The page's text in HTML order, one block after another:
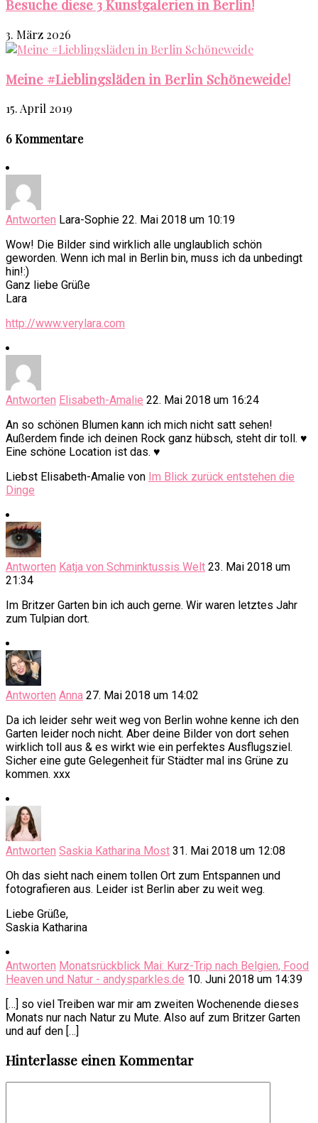
Besuche diese 3 Kunstgalerien in Berlin!
3. März 2026
Meine #Lieblingsläden in Berlin Schöneweide!
15. April 2019
6 Kommentare
Antworten Lara-Sophie 22. Mai 2018 um 10:19
Wow! Die Bilder sind wirklich alle unglaublich schön
geworden. Wenn ich mal in Berlin bin, muss ich da unbedingt
hin!:)
Ganz liebe Grüße
Lara
http://www.verylara.com
Antworten Elisabeth-Amalie 22. Mai 2018 um 16:24
An so schönen Blumen kann ich mich nicht satt sehen!
Außerdem finde ich deinen Rock ganz hübsch, steht dir toll. ♥
Eine schöne Location ist das. ♥
Liebst Elisabeth-Amalie von Im Blick zurück entstehen die
Dinge
Antworten Katja von Schminktussis Welt 23. Mai 2018 um
21:34
Im Britzer Garten bin ich auch gerne. Wir waren letztes Jahr
zum Tulpian dort.
Antworten Anna 27. Mai 2018 um 14:02
Da ich leider sehr weit weg von Berlin wohne kenne ich den
Garten leider noch nicht. Aber deine Bilder von dort sehen
wirklich toll aus & es wirkt wie ein perfektes Ausflugsziel.
Sicher eine gute Gelegenheit für Städter mal ins Grüne zu
kommen. xxx
Antworten Saskia Katharina Most 31. Mai 2018 um 12:08
Oh das sieht nach einem tollen Ort zum Entspannen und
fotografieren aus. Leider ist Berlin aber zu weit weg.
Liebe Grüße,
Saskia Katharina
Antworten Monatsrückblick Mai: Kurz-Trip nach Belgien, Food
Heaven und Natur - andysparkles.de 10. Juni 2018 um 14:39
[…] so viel Treiben war mir am zweiten Wochenende dieses
Monats nur nach Natur zu Mute. Also auf zum Britzer Garten
und auf den […]
Hinterlasse einen Kommentar